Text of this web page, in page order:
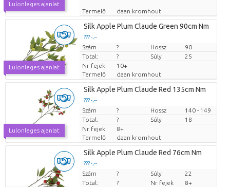
Lulonleges ajanlat
Termelő daan kromhout
Lulonleges ajanlat
Silk Apple Plum Claude Green 90cm Nm
??? -,--
Darabb ár
Szám ? Hossz
90
Total:
? Súly
25
Nr fejek
10+
Termelő
daan kromhout
Lulonleges ajanlat
Silk Apple Plum Claude Red 135cm Nm
??? -,--
Darabb ár
Szám ? Hossz
140 - 149
Total:
? Súly
18
Nr fejek
8+
Termelő
daan kromhout
Silk Apple Plum Claude Red 76cm Nm
??? -,--
Darabb ár
Szám ? Súly
22
Total:
? Nr fejek 8+